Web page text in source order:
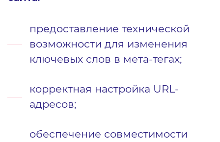
предоставление технической
возможности для изменения
ключевых слов в мета-тегах;
корректная настройка URL-
адресов;
обеспечение совместимости